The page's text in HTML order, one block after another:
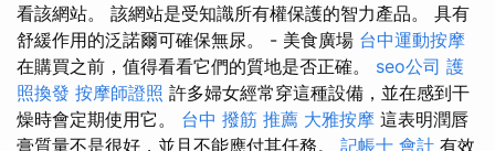
看該網站。 該網站是受知識所有權保護的智力產品。 具有
舒緩作用的泛諾爾可確保無尿。 - 美食廣場 台中運動按摩
在購買之前，值得看看它們的質地是否正確。 seo公司 護
照換發 按摩師證照 許多婦女經常穿這種設備，並在感到干
燥時會定期使用它。 台中 撥筋 推薦 大雅按摩 這表明潤唇
膏質量不是很好，並且不能應付其任務。 記帳士 會計 有效